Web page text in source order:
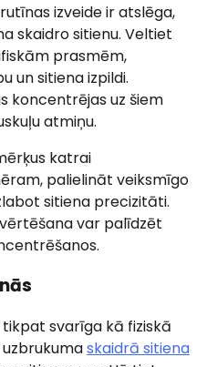
izveide ir atslēga,
skaidro sitienu. Veltiet
prasmēm,
un sitiena izpildi.
koncentrējas uz šiem
atmiņu.
katrai
palielināt veiksmīgo
sitiena precizitāti.
var palīdzēt
svarīga kā fiziskā
skaidrā sitiena